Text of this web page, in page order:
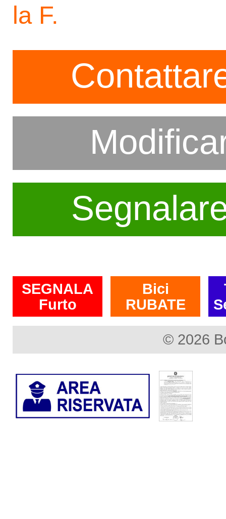
la F.
SEGNALA
Furto
Bici
RUBATE
© 2026